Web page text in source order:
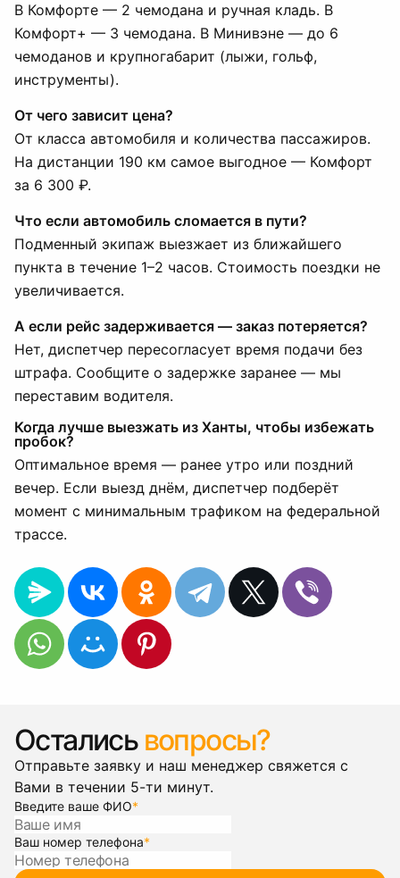
В Комфорте — 2 чемодана и ручная кладь. В
Комфорт+ — 3 чемодана. В Минивэне — до 6
чемоданов и крупногабарит (лыжи, гольф,
инструменты).
От чего зависит цена?
От класса автомобиля и количества пассажиров.
На дистанции 190 км самое выгодное — Комфорт
за 6 300 ₽.
Что если автомобиль сломается в пути?
Подменный экипаж выезжает из ближайшего
пункта в течение 1–2 часов. Стоимость поездки не
увеличивается.
А если рейс задерживается — заказ потеряется?
Нет, диспетчер пересогласует время подачи без
штрафа. Сообщите о задержке заранее — мы
переставим водителя.
Когда лучше выезжать из Ханты, чтобы избежать
пробок?
Оптимальное время — ранее утро или поздний
вечер. Если выезд днём, диспетчер подберёт
момент с минимальным трафиком на федеральной
трассе.
Остались вопросы?
Отправьте заявку и наш менеджер свяжется с
Вами в течении 5-ти минут.
Введите ваше ФИО*
Ваш номер телефона*